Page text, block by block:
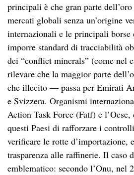
principali è che gran parte
mercati globali senza un’origine
internazionali e le principali borse
imporre standard di tracciabilità
dei “conflict minerals” (come nel
rilevare che la maggior parte
che illecito — passa per Emirati
e Svizzera. Organismi
Action Task Force (Fatf) e l’Ocse,
questi Paesi di rafforzare i
verificare le rotte d’importazione,
trasparenza alle raffinerie. Il caso
emblematico: secondo l’Onu, nel